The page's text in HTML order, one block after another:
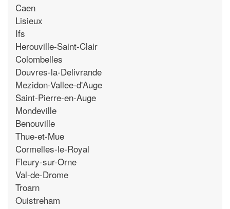
Caen
Lisieux
Ifs
Herouville-Saint-Clair
Colombelles
Douvres-la-Delivrande
Mezidon-Vallee-d'Auge
Saint-Pierre-en-Auge
Mondeville
Benouville
Thue-et-Mue
Cormelles-le-Royal
Fleury-sur-Orne
Val-de-Drome
Troarn
Ouistreham